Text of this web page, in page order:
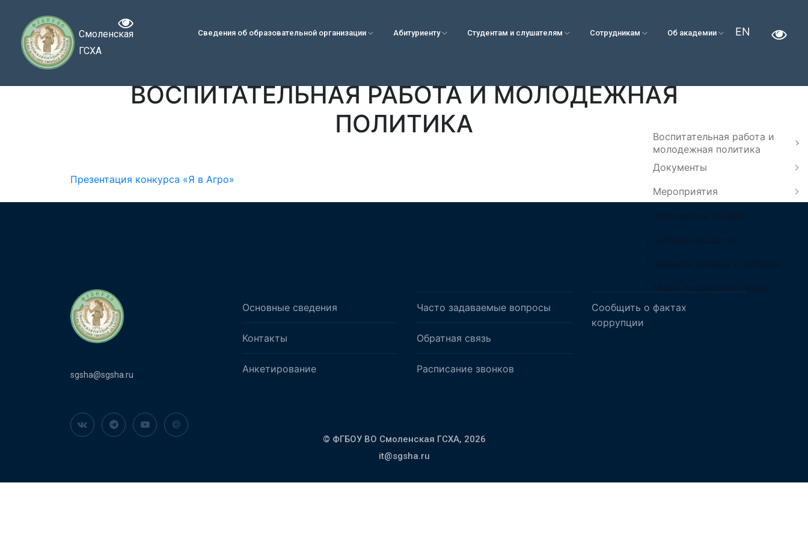
Смоленская
ГСХА
Сведения об образовательной организации Абитуриенту Студентам и слушателям Сотрудникам Об академии EN
ВОСПИТАТЕЛЬНАЯ РАБОТА И МОЛОДЕЖНАЯ
ПОЛИТИКА
Презентация конкурса «Я в Агро»
Воспитательная работа и
молодежная политика
Документы
Мероприятия
Творческие студии
Добровольчество
Комната матери и ребенка
Меры поддержки семей
sgsha@sgsha.ru
Основные сведения
Контакты
Анкетирование
Часто задаваемые вопросы
Обратная связь
Расписание звонков
Сообщить о фактах
коррупции
© ФГБОУ ВО Смоленская ГСХА, 2026
it@sgsha.ru